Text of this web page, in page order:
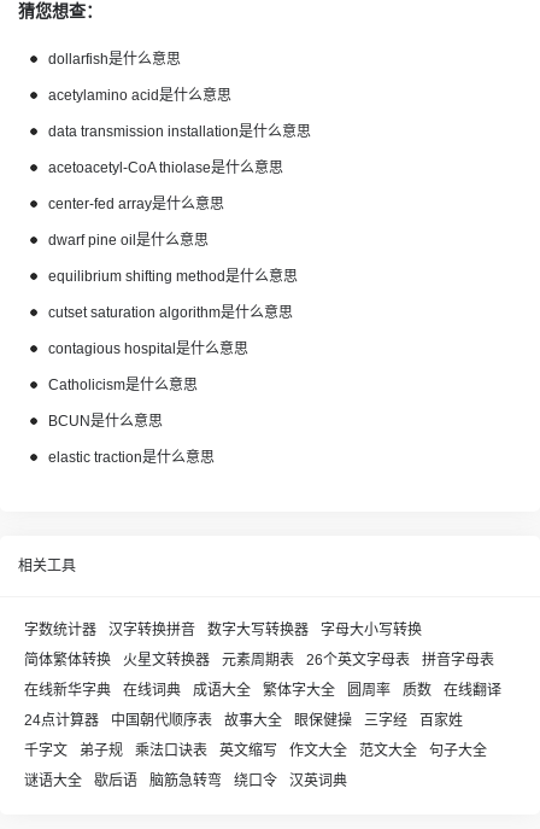
猜您想查：
dollarfish是什么意思
acetylamino acid是什么意思
data transmission installation是什么意思
acetoacetyl-CoA thiolase是什么意思
center-fed array是什么意思
dwarf pine oil是什么意思
equilibrium shifting method是什么意思
cutset saturation algorithm是什么意思
contagious hospital是什么意思
Catholicism是什么意思
BCUN是什么意思
elastic traction是什么意思
相关工具
字数统计器 汉字转换拼音 数字大写转换器
字母大小写转换
简体繁体转换
火星文转换器 元素周期表 26个英文字母表
拼音字母表
在线新华字典
在线词典 成语大全 繁体字大全 圆周率 质数
在线翻译
24点计算器
中国朝代顺序表 故事大全 眼保健操 三字经
百家姓
千字文
弟子规 乘法口诀表 英文缩写 作文大全 范文大全
句子大全
谜语大全
歇后语 脑筋急转弯 绕口令 汉英词典